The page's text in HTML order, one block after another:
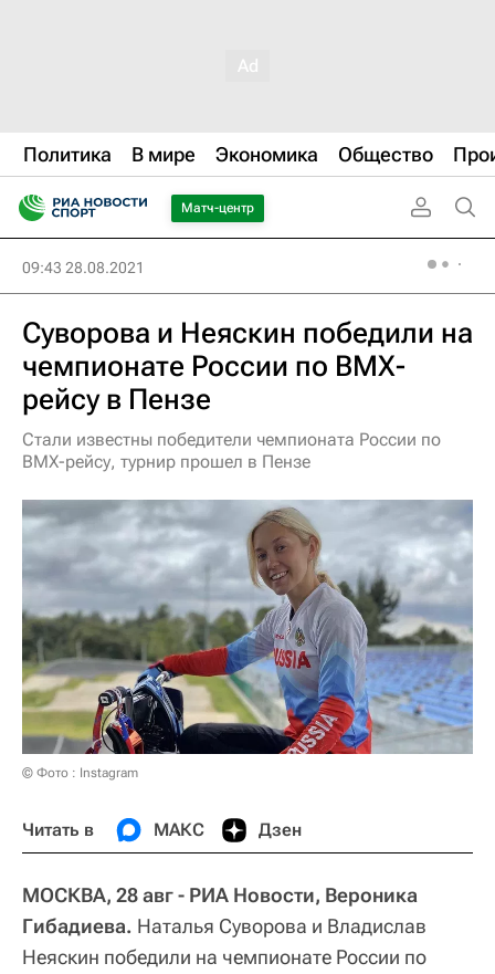
Политика В мире Экономика Общество
Матч-центр
09:43 28.08.2021
Суворова и Неяскин победили на
чемпионате России по ВМХ-
рейсу в Пензе
Стали известны победители чемпионата России по
ВМХ-рейсу, турнир прошел в Пензе
© Фото : Instagram
Читать в МАКС Дзен
МОСКВА, 28 авг - РИА Новости, Вероника
Гибадиева. Наталья Суворова и Владислав
Неяскин победили на чемпионате России по